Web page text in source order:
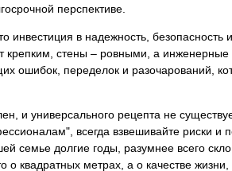
перспективе.
в надежность, безопасность
крепким, стены – ровными, а
ошибок, переделок и разочарований,
и универсального рецепта не
всегда взвешивайте риски
семье долгие годы, разумнее всего
о квадратных метрах, а о качестве